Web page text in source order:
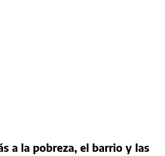
a la pobreza, el barrio y las